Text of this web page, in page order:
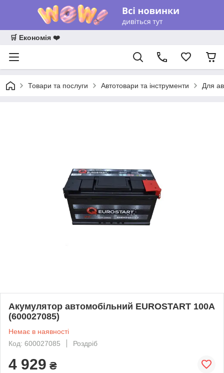
🛒 Економія ❤️
Товари та послуги Автотовари та інструменти Для
Акумулятор автомобільний EUROSTART 100A
(600027085)
Немає в наявності
Код: 600027085
Роздріб
4 929 ₴